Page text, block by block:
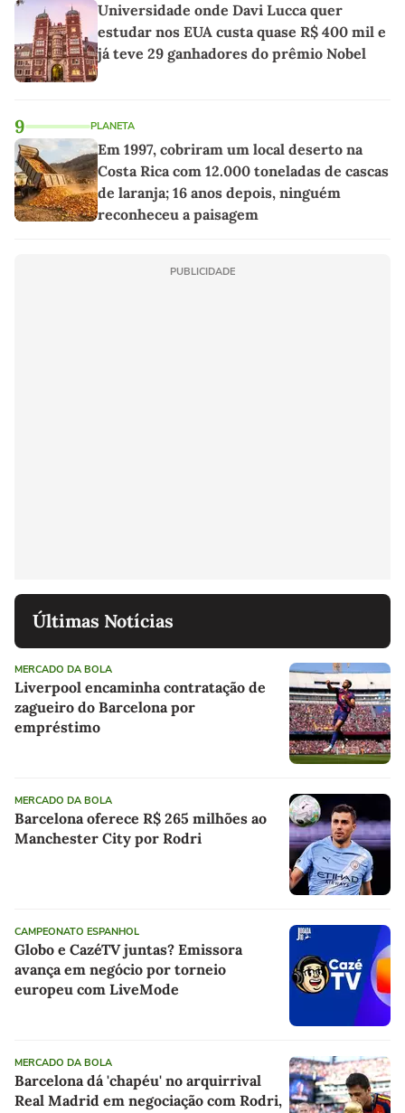
Universidade onde Davi Lucca quer
estudar nos EUA custa quase R$ 400 mil e
já teve 29 ganhadores do prêmio Nobel
9 PLANETA
Em 1997, cobriram um local deserto na
Costa Rica com 12.000 toneladas de cascas
de laranja; 16 anos depois, ninguém
reconheceu a paisagem
PUBLICIDADE
Últimas Notícias
MERCADO DA BOLA
Liverpool encaminha contratação de
zagueiro do Barcelona por
empréstimo
MERCADO DA BOLA
Barcelona oferece R$ 265 milhões ao
Manchester City por Rodri
CAMPEONATO ESPANHOL
Globo e CazéTV juntas? Emissora
avança em negócio por torneio
europeu com LiveMode
MERCADO DA BOLA
Barcelona dá 'chapéu' no arquirrival
Real Madrid em negociação com Rodri,